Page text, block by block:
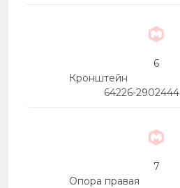
6
Кронштейн
64226-2902444
7
Опора правая